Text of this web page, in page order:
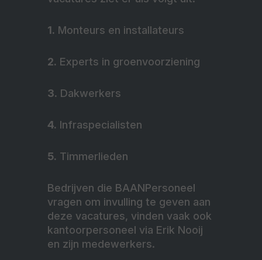
1. Monteurs en installateurs
2. Experts in groenvoorziening
3. Dakwerkers
4. Infraspecialisten
5. Timmerlieden
Bedrijven die BAANPersoneel
vragen om invulling te geven aan
deze vacatures, vinden vaak ook
kantoorpersoneel via Erik Nooij
en zijn medewerkers.